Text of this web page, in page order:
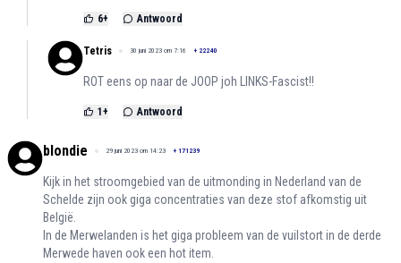
6+ Antwoord
Tetris 30 juni 2023 om 7:16 + 22240
ROT eens op naar de JOOP joh LINKS-Fascist!!
1 + Antwoord
blondie 29 juni 2023 om 14:23 + 171239
Kijk in het stroomgebied van de uitmonding in Nederland van de
Schelde zijn ook giga concentraties van deze stof afkomstig uit
België.
In de Merwelanden is het giga probleem van de vuilstort in de derde
Merwede haven ook een hot item.